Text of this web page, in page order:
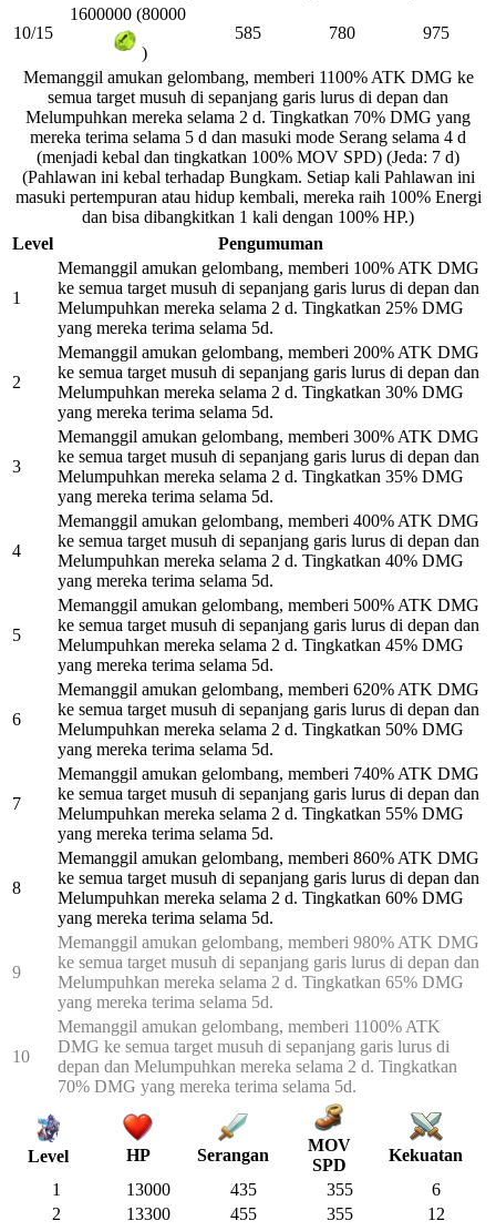
10/15
1600000 (80000
)
585 780 975
Memanggil amukan gelombang, memberi 1100% ATK DMG ke
semua target musuh di sepanjang garis lurus di depan dan
Melumpuhkan mereka selama 2 d. Tingkatkan 70% DMG yang
mereka terima selama 5 d dan masuki mode Serang selama 4 d
(menjadi kebal dan tingkatkan 100% MOV SPD) (Jeda: 7 d)
(Pahlawan ini kebal terhadap Bungkam. Setiap kali Pahlawan ini
masuki pertempuran atau hidup kembali, mereka raih 100% Energi
dan bisa dibangkitkan 1 kali dengan 100% HP.)
Level
Pengumuman
1
Memanggil amukan gelombang, memberi 100% ATK DMG
ke semua target musuh di sepanjang garis lurus di depan dan
Melumpuhkan mereka selama 2 d. Tingkatkan 25% DMG
yang mereka terima selama 5d.
2
Memanggil amukan gelombang, memberi 200% ATK DMG
ke semua target musuh di sepanjang garis lurus di depan dan
Melumpuhkan mereka selama 2 d. Tingkatkan 30% DMG
yang mereka terima selama 5d.
3
Memanggil amukan gelombang, memberi 300% ATK DMG
ke semua target musuh di sepanjang garis lurus di depan dan
Melumpuhkan mereka selama 2 d. Tingkatkan 35% DMG
yang mereka terima selama 5d.
4
Memanggil amukan gelombang, memberi 400% ATK DMG
ke semua target musuh di sepanjang garis lurus di depan dan
Melumpuhkan mereka selama 2 d. Tingkatkan 40% DMG
yang mereka terima selama 5d.
5
Memanggil amukan gelombang, memberi 500% ATK DMG
ke semua target musuh di sepanjang garis lurus di depan dan
Melumpuhkan mereka selama 2 d. Tingkatkan 45% DMG
yang mereka terima selama 5d.
6
Memanggil amukan gelombang, memberi 620% ATK DMG
ke semua target musuh di sepanjang garis lurus di depan dan
Melumpuhkan mereka selama 2 d. Tingkatkan 50% DMG
yang mereka terima selama 5d.
7
Memanggil amukan gelombang, memberi 740% ATK DMG
ke semua target musuh di sepanjang garis lurus di depan dan
Melumpuhkan mereka selama 2 d. Tingkatkan 55% DMG
yang mereka terima selama 5d.
8
Memanggil amukan gelombang, memberi 860% ATK DMG
ke semua target musuh di sepanjang garis lurus di depan dan
Melumpuhkan mereka selama 2 d. Tingkatkan 60% DMG
yang mereka terima selama 5d.
9
Memanggil amukan gelombang, memberi 980% ATK DMG
ke semua target musuh di sepanjang garis lurus di depan dan
Melumpuhkan mereka selama 2 d. Tingkatkan 65% DMG
yang mereka terima selama 5d.
10
Memanggil amukan gelombang, memberi 1100% ATK
DMG ke semua target musuh di sepanjang garis lurus di
depan dan Melumpuhkan mereka selama 2 d. Tingkatkan
70% DMG yang mereka terima selama 5d.
Level HP Serangan
MOV
SPD
Kekuatan
1
13000 435 355
6
2
13300 455 355
12